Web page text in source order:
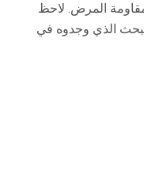
المرض. لاحظ
الذي وجدوه في